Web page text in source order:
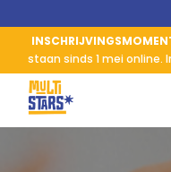
staan sinds 1 mei online.